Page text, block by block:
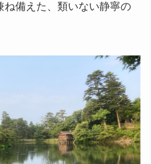
ね備えた、類いない静寧の